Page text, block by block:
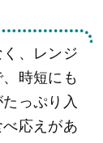
く、レンジ
時短にも
っぷり入
応えがあ